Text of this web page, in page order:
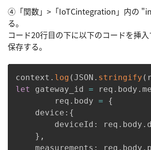
④「関数」>「IoTCintegration」内の
る。
コード20行目の下に以下のコードを挿入
保存する。
context . log ( JSON . stringify (
let
gateway_id = req . body .
        req
. body =
{
    device
: {
        deviceId
: req . body .
} ,
measurements : req . body .